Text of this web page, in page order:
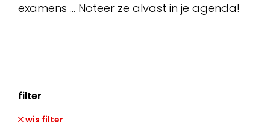
examens … Noteer ze alvast in je agenda!
filter
wis filter